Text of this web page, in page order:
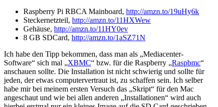
Raspberry Pi RBCA Mainboard, http://amzn.to/19uHy6k
Steckernetzteil, http://amzn.to/11HXWew
Gehäuse, http://amzn.to/11HY0ev
8 GB SDCard, http://amzn.to/1aSZ71N
Ich habe den Tipp bekommen, dass man als „Mediacenter-
Software“ sich mal „XBMC“ bzw. für die Raspberry „Raspbmc“
anschauen sollte. Die Installation ist nicht schwierig und sollte für
jeden, der etwas computervertraut ist, zu schaffen sein. Ich selber
habe mir bei meinem ersten Versuch das „Skript“ für den Mac
angeschaut und wie bei allen anderen „Installationen“ wird auch